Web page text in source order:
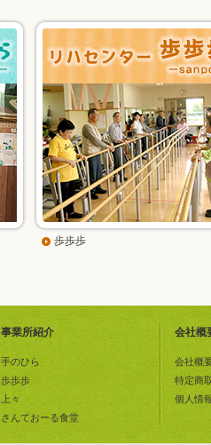
歩歩歩
事業所紹介
手のひら
歩歩歩
上々
さんておーる食堂
会社概
会社概
特定商
個人情